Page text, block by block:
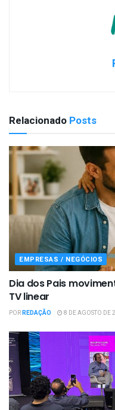
Relacionado Posts
EMPRESAS / NEGÓCIOS
Dia dos Pais
TV linear
PORREDAÇÃO 8 DE AGOSTO DE